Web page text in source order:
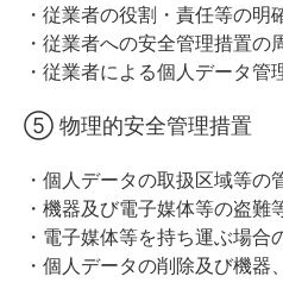
・従業者の役割・責任等の明
・従業者への安全管理措置の
・従業者による個人データ
⑤ 物理的安全管理措置
・個人データの取扱区域等の
・機器及び電子媒体等の盗難
・電子媒体等を持ち運ぶ場合
・個人データの削除及び機器